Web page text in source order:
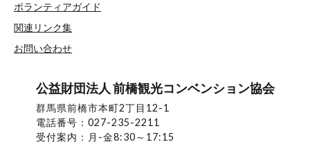
ボランティアガイド
関連リンク集
お問い合わせ
公益財団法人 前橋観光コンベンション協会
群馬県前橋市本町2丁目12-1
電話番号：027-235-2211
受付案内：月-金8:30～17:15